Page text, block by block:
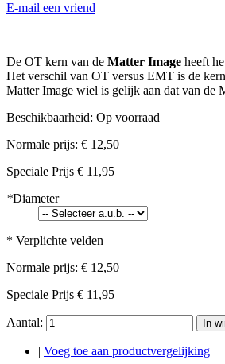
E-mail een vriend
De OT kern van de Matter Image heeft
Het verschil van OT versus EMT is de
Matter Image wiel is gelijk aan dat van de
Beschikbaarheid: Op voorraad
Normale prijs: € 12,50
Speciale Prijs € 11,95
*Diameter
* Verplichte velden
Normale prijs: € 12,50
Speciale Prijs € 11,95
Aantal: In
Voeg toe aan productvergelijking